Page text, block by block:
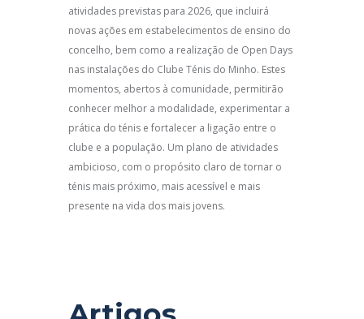
atividades previstas para 2026, que incluirá
novas ações em estabelecimentos de ensino do
concelho, bem como a realização de Open Days
nas instalações do Clube Ténis do Minho. Estes
momentos, abertos à comunidade, permitirão
conhecer melhor a modalidade, experimentar a
prática do ténis e fortalecer a ligação entre o
clube e a população. Um plano de atividades
ambicioso, com o propósito claro de tornar o
ténis mais próximo, mais acessível e mais
presente na vida dos mais jovens.